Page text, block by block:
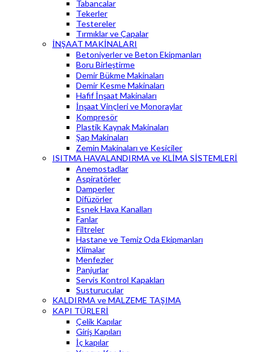
Tabancalar
Tekerler
Testereler
Tırmıklar ve Çapalar
İNŞAAT MAKİNALARI
Betoniyerler ve Beton Ekipmanları
Boru Birleştirme
Demir Bükme Makinaları
Demir Kesme Makinaları
Hafif İnşaat Makinaları
İnşaat Vinçleri ve Monoraylar
Kompresör
Plastik Kaynak Makinaları
Şap Makinaları
Zemin Makinaları ve Kesiciler
ISITMA HAVALANDIRMA ve KLİMA SİSTEMLERİ
Anemostadlar
Aspiratörler
Damperler
Difüzörler
Esnek Hava Kanalları
Fanlar
Filtreler
Hastane ve Temiz Oda Ekipmanları
Klimalar
Menfezler
Panjurlar
Servis Kontrol Kapakları
Susturucular
KALDIRMA ve MALZEME TAŞIMA
KAPI TÜRLERİ
Çelik Kapılar
Giriş Kapıları
İç kapılar